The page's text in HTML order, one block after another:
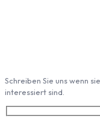
Schreiben Sie uns wenn
interessiert sind.